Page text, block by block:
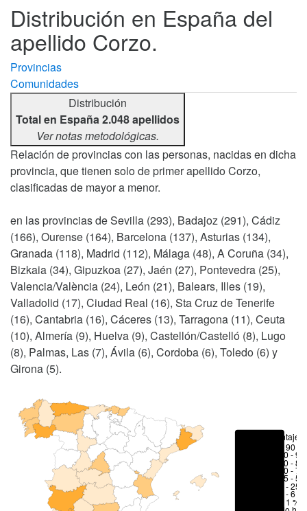
Distribución en España del
apellido Corzo.
Provincias
Comunidades
Distribución
Total en España 2.048 apellidos
Ver notas metodológicas.
Relación de provincias con las personas, nacidas en dicha
provincia, que tienen solo de primer apellido Corzo,
clasificadas de mayor a menor.
en las provincias de Sevilla (293), Badajoz (291), Cádiz
(166), Ourense (164), Barcelona (137), Asturias (134),
Granada (118), Madrid (112), Málaga (48), A Coruña (34),
Bizkaia (34), Gipuzkoa (27), Jaén (27), Pontevedra (25),
Valencia/València (24), León (21), Balears, Illes (19),
Valladolid (17), Ciudad Real (16), Sta Cruz de Tenerife
(16), Cantabria (16), Cáceres (13), Tarragona (11), Ceuta
(10), Almería (9), Huelva (9), Castellón/Castelló (8), Lugo
(8), Palmas, Las (7), Ávila (6), Cordoba (6), Toledo (6) y
Girona (5).
Porcentajes
> 90 %
80 -
70 -
50 -
25 -
6 - 25
1 - 6 %
< 1 %